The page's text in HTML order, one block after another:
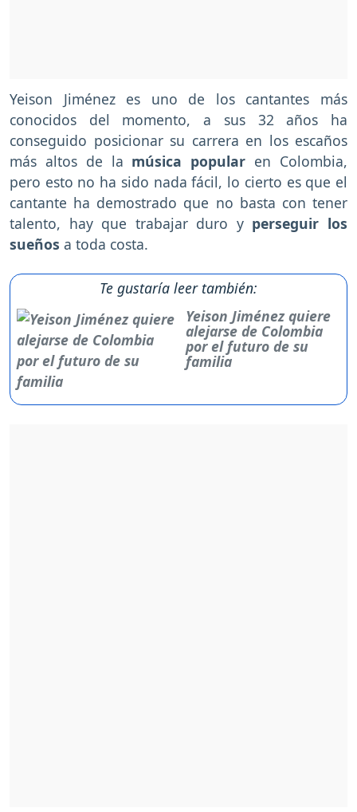
Yeison Jiménez es uno de los cantantes más
conocidos del momento, a sus 32 años ha
conseguido posicionar su carrera en los escaños
más altos de la música popular en Colombia,
pero esto no ha sido nada fácil, lo cierto es que el
cantante ha demostrado que no basta con tener
talento, hay que trabajar duro y perseguir los
sueños a toda costa.
Te gustaría leer también:
Yeison Jiménez quiere
alejarse de Colombia
por el futuro de su
familia